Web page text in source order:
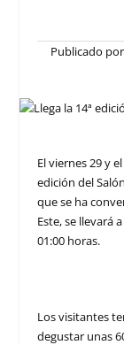
Publicado por
El viernes 29 y
edición del
que se ha
Este, se llevará
01:00 horas.
Los visitantes
degustar unas